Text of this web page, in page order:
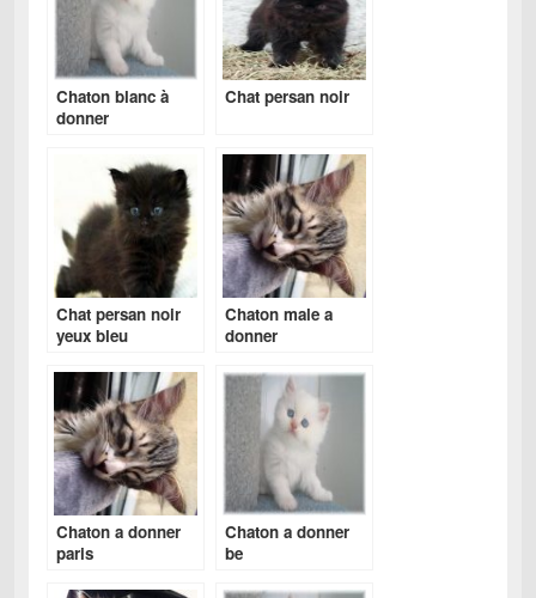
Chaton blanc à
donner
Chat persan noir
Chat persan noir
yeux bleu
Chaton male a
donner
Chaton a donner
paris
Chaton a donner
be